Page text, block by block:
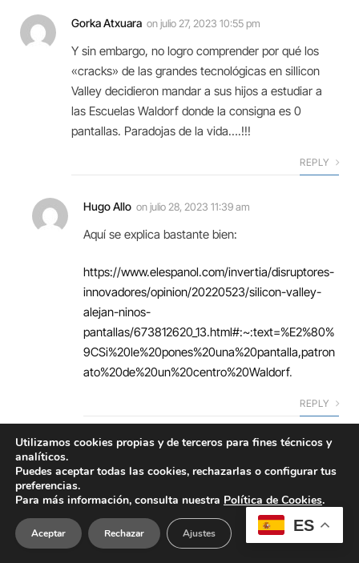
Gorka Atxuara onjulio 27, 2023 10:55 pm
Y sin embargo, no logro comprender por qué los
«cracks» de las grandes tecnológicas en sillicon
Valley decidieron mandar a sus hijos a estudiar a
las Escuelas Waldorf donde la consigna es 0
pantallas. Paradojas de la vida….!!!
REPLY
Hugo Allo onjulio 28, 2023 11:39 am
Aquí se explica bastante bien:
https://www.elespanol.com/invertia/disruptores-
innovadores/opinion/20220523/silicon-valley-
alejan-ninos-
pantallas/673812620_13.html#:~:text=%E2%80%
9CSi%20le%20pones%20una%20pantalla,patron
ato%20de%20un%20centro%20Waldorf.
REPLY
Pepetonagosto 3, 2023 1:10 pm
Yo no aconsejaría a nadie que siguiera el
ejemplo de Steve Jobs para curarse el cáncer.
REPLY
ES
Utilizamos cookies propias y de terceros para fines técnicos y
analíticos.
Puedes aceptar todas las cookies, rechazarlas o configurar tus
preferencias.
Para más información, consulta nuestra Política de Cookies.
Aceptar Rechazar Ajustes